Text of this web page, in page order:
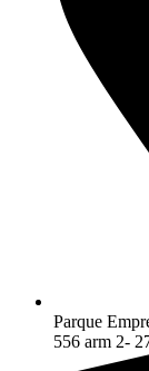
Parque
556 arm 2-